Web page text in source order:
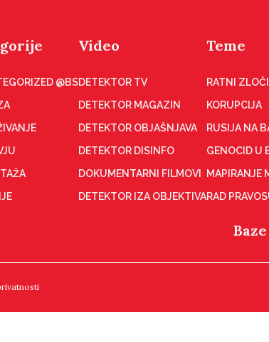
@BS
Video
DETEKTOR TV
DETEKTOR MAGAZIN
DETEKTOR OBJAŠNJAVA
DETEKTOR DISINFO
DOKUMENTARNI FILMOVI
DETEKTOR IZA OBJEKTIVA
Teme
RATNI
KORUPCIJA
RUSIJA NA
GENOCID U
MAPIRANJE
RAD